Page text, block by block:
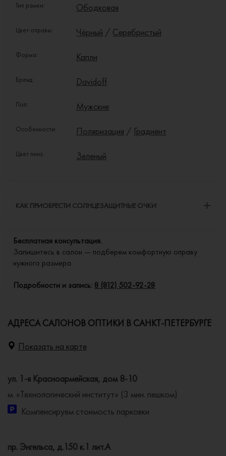
Тип рамки: Ободковая
Цвет оправы: Чёрный / Серебристый
Форма: Капли
Бренд: Davidoff
Пол: Мужские
Особенности: Поляризация / Градиент
Цвет линз: Зеленый
КАК ПРИОБРЕСТИ СОЛНЦЕЗАЩИТНЫЕ ОЧКИ
Бесплатная консультация.
Запишитесь в салон — подберем комфортную оправу
нужного размера.
Подробности и запись: 8 (812) 502-92-28
АДРЕСА САЛОНОВ ОПТИКИ В САНКТ-ПЕТЕРБУРГЕ
Показать на карте
ул. 1-я Красноармейская, дом 8-10
м. «Технологический институт» (3 мин. пешком)
Компенсируем стоимость парковки
пр. Энгельса, д.150 к.1 лит.А